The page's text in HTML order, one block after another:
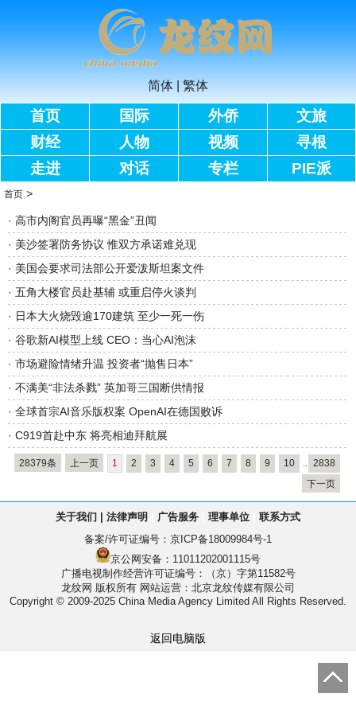
简体 繁体
首页 国际 外侨
文旅
财经
人物 视频
寻根
走进
对话 专栏 PIE派
首页 >
· 高市内阁官员再曝“黑金”丑闻
· 美沙签署防务协议 惟双方承诺难兑现
· 美国会要求司法部公开爱泼斯坦案文件
· 五角大楼官员赴基辅 或重启停火谈判
· 日本大火烧毁逾170建筑 至少一死一伤
· 谷歌新AI模型上线 CEO：当心AI泡沫
· 市场避险情绪升温 投资者“抛售日本”
· 不满美“非法杀戮” 英加哥三国断供情报
· 全球首宗AI音乐版权案 OpenAI在德国败诉
· C919首赴中东 将亮相迪拜航展
28379条 上一页 1 2 3 4 5 6 7 8 9 10 .. 2838
下一页
关于我们 法律声明 广告服务 理事单位
联系方式
备案/许可证编号： 京ICP备18009984号-1
京公网安备：11011202001115号
广播电视制作经营许可证编号：（京）字第11582号
龙纹网 版权所有 网站运营：北京龙纹传媒有限公司
Copyright © 2009-2025 China Media Agency Limited All Rights Reserved.
返回电脑版